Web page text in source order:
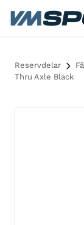
Hoppa till innehåll
Reservdelar
Thru Axle Black